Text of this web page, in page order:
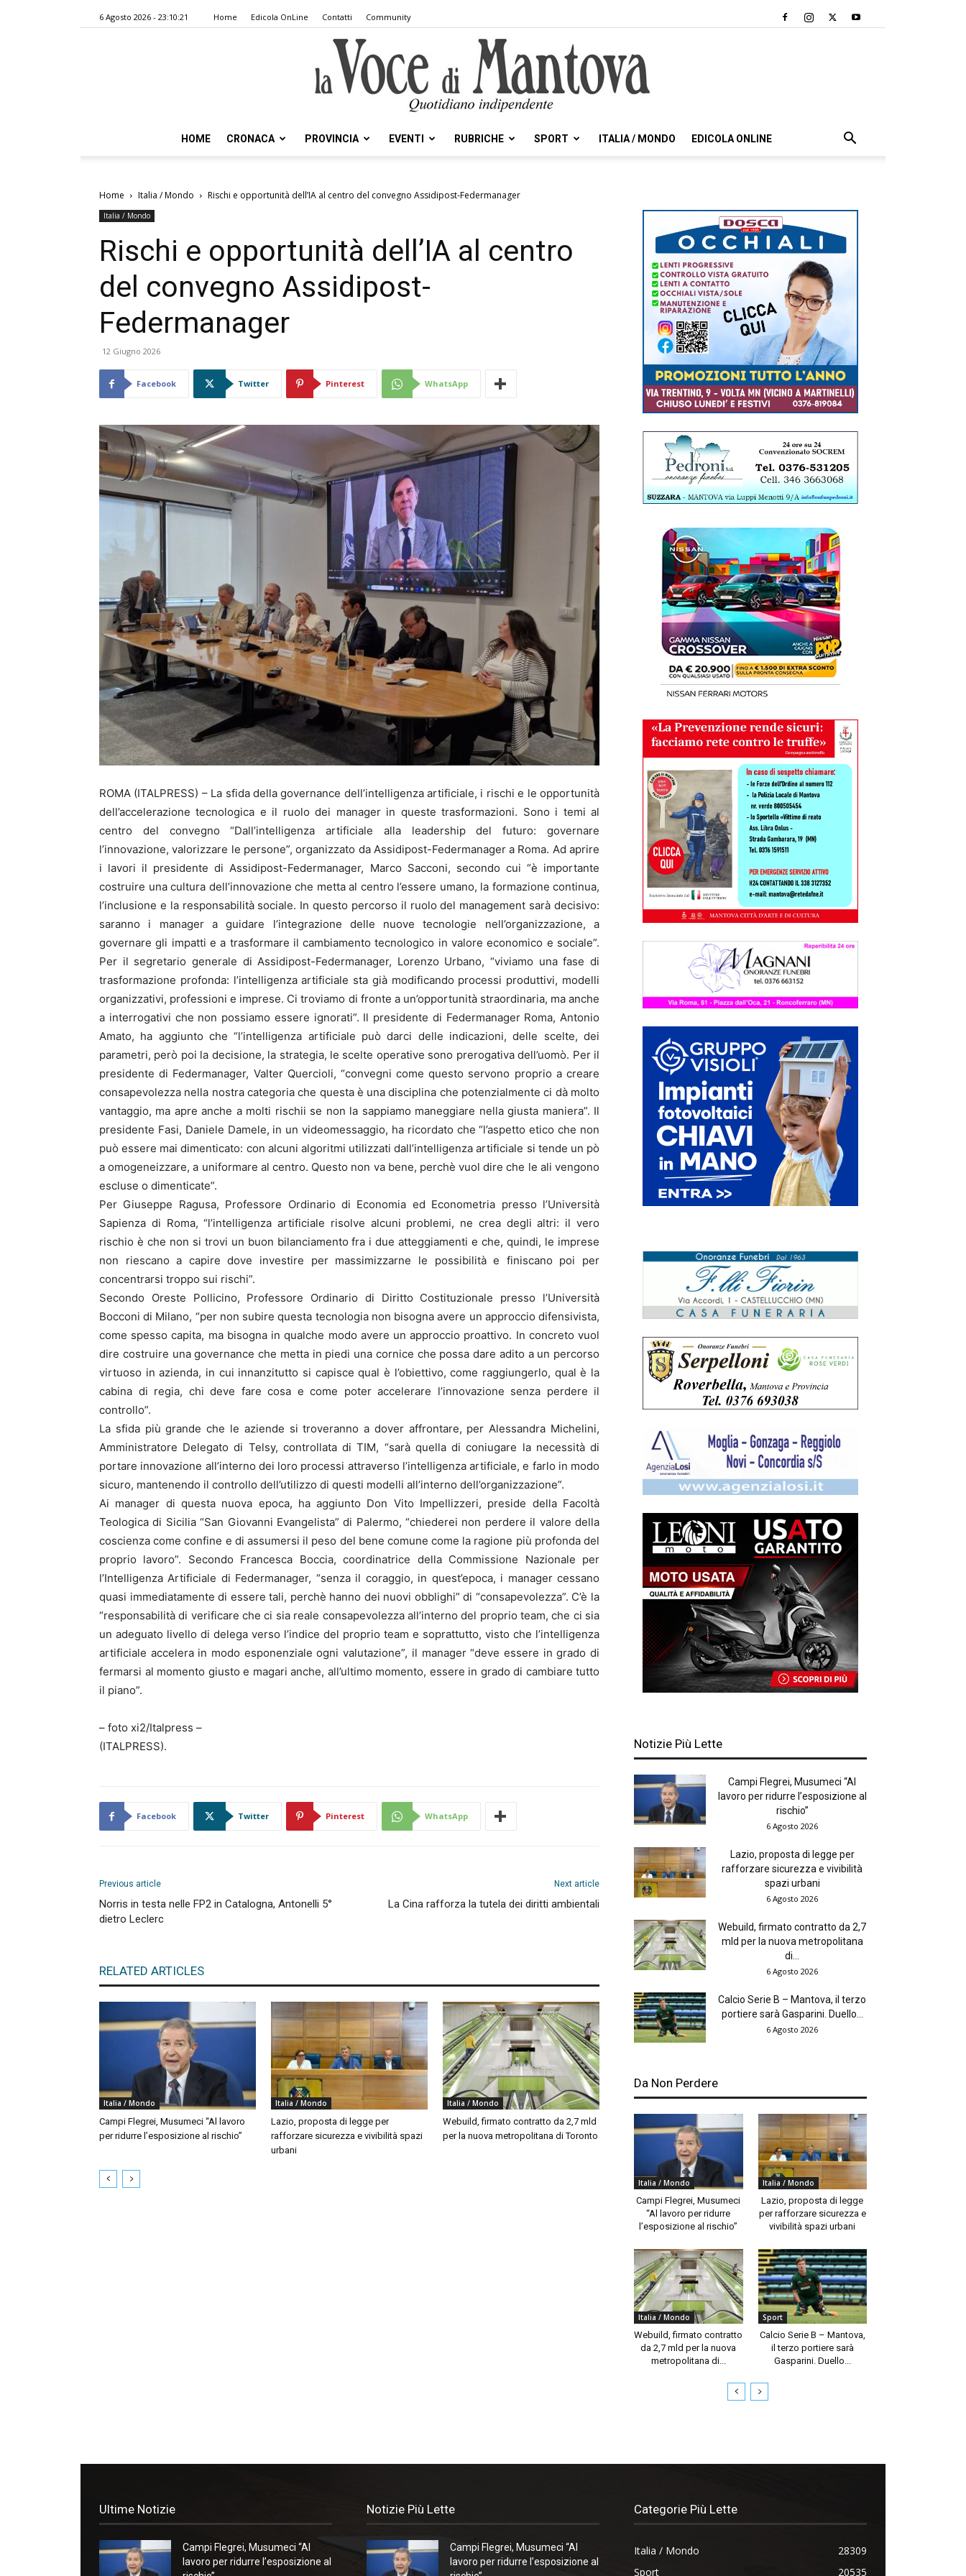
6 Agosto 2026 - 23:10:21 Home Edicola OnLine Contatti Community
Voce
Mantova
HOME CRONACA PROVINCIA EVENTI RUBRICHE SPORT ITALIA / MONDO EDICOLA ONLINE
Home Italia / Mondo Rischi e opportunità dell’IA al centro del convegno Assidipost-Federmanager
Italia / Mondo
Rischi e opportunità dell’IA al centro
del convegno Assidipost-
Federmanager
12 Giugno 2026
Facebook Twitter Pinterest WhatsApp
ROMA (ITALPRESS) – La sfida della governance dell’intelligenza artificiale, i rischi e le opportunità
dell’accelerazione tecnologica e il ruolo dei manager in queste trasformazioni. Sono i temi al
centro del convegno “Dall’intelligenza artificiale alla leadership del futuro: governare
l’innovazione, valorizzare le persone”, organizzato da Assidipost-Federmanager a Roma. Ad aprire
i lavori il presidente di Assidipost-Federmanager, Marco Sacconi, secondo cui “è importante
costruire una cultura dell’innovazione che metta al centro l’essere umano, la formazione continua,
l’inclusione e la responsabilità sociale. In questo percorso il ruolo del management sarà decisivo:
saranno i manager a guidare l’integrazione delle nuove tecnologie nell’organizzazione, a
governare gli impatti e a trasformare il cambiamento tecnologico in valore economico e sociale”.
Per il segretario generale di Assidipost-Federmanager, Lorenzo Urbano, “viviamo una fase di
trasformazione profonda: l’intelligenza artificiale sta già modificando processi produttivi, modelli
organizzativi, professioni e imprese. Ci troviamo di fronte a un’opportunità straordinaria, ma anche
a interrogativi che non possiamo essere ignorati”. Il presidente di Federmanager Roma, Antonio
Amato, ha aggiunto che “l’intelligenza artificiale può darci delle indicazioni, delle scelte, dei
parametri, però poi la decisione, la strategia, le scelte operative sono prerogativa dell’uomò. Per il
presidente di Federmanager, Valter Quercioli, “convegni come questo servono proprio a creare
consapevolezza nella nostra categoria che questa è una disciplina che potenzialmente ci dà molto
vantaggio, ma apre anche a molti rischii se non la sappiamo maneggiare nella giusta maniera”. Il
presidente Fasi, Daniele Damele, in un videomessaggio, ha ricordato che “l’aspetto etico che non
può essere mai dimenticato: con alcuni algoritmi utilizzati dall’intelligenza artificiale si tende un pò
a omogeneizzare, a uniformare al centro. Questo non va bene, perchè vuol dire che le ali vengono
escluse o dimenticate”.
Per Giuseppe Ragusa, Professore Ordinario di Economia ed Econometria presso l’Università
Sapienza di Roma, “l’intelligenza artificiale risolve alcuni problemi, ne crea degli altri: il vero
rischio è che non si trovi un buon bilanciamento fra i due atteggiamenti e che, quindi, le imprese
non riescano a capire dove investire per massimizzarne le possibilità e finiscano poi per
concentrarsi troppo sui rischi”.
Secondo Oreste Pollicino, Professore Ordinario di Diritto Costituzionale presso l’Università
Bocconi di Milano, “per non subire questa tecnologia non bisogna avere un approccio difensivista,
come spesso capita, ma bisogna in qualche modo avere un approccio proattivo. In concreto vuol
dire costruire una governance che metta in piedi una cornice che possa dare adito a un percorso
virtuoso in azienda, in cui innanzitutto si capisce qual è l’obiettivo, come raggiungerlo, qual è la
cabina di regia, chi deve fare cosa e come poter accelerare l’innovazione senza perdere il
controllo”.
La sfida più grande che le aziende si troveranno a dover affrontare, per Alessandra Michelini,
Amministratore Delegato di Telsy, controllata di TIM, “sarà quella di coniugare la necessità di
portare innovazione all’interno dei loro processi attraverso l’intelligenza artificiale, e farlo in modo
sicuro, mantenendo il controllo dell’utilizzo di questi modelli all’interno dell’organizzazione”.
Ai manager di questa nuova epoca, ha aggiunto Don Vito Impellizzeri, preside della Facoltà
Teologica di Sicilia “San Giovanni Evangelista” di Palermo, “chiederei non perdere il valore della
coscienza come confine e di assumersi il peso del bene comune come la ragione più profonda del
proprio lavoro”. Secondo Francesca Boccia, coordinatrice della Commissione Nazionale per
l’Intelligenza Artificiale di Federmanager, “senza il coraggio, in quest’epoca, i manager cessano
quasi immediatamente di essere tali, perchè hanno dei nuovi obblighi” di “consapevolezza”. C’è la
“responsabilità di verificare che ci sia reale consapevolezza all’interno del proprio team, che ci sia
un adeguato livello di delega verso l’indice del proprio team e soprattutto, visto che l’intelligenza
artificiale accelera in modo esponenziale ogni valutazione”, il manager “deve essere in grado di
fermarsi al momento giusto e magari anche, all’ultimo momento, essere in grado di cambiare tutto
il piano”.
– foto xi2/Italpress –
(ITALPRESS).
Facebook Twitter Pinterest WhatsApp
Previous article
Norris in testa nelle FP2 in Catalogna, Antonelli 5°
dietro Leclerc
Next article
La Cina rafforza la tutela dei diritti ambientali
RELATED ARTICLES
Italia / Mondo
Campi Flegrei, Musumeci “Al lavoro
per ridurre l’esposizione al rischio”
Italia / Mondo
Lazio, proposta di legge per
rafforzare sicurezza e vivibilità spazi
urbani
Italia / Mondo
Webuild, firmato contratto da 2,7 mld
per la nuova metropolitana di Toronto
Notizie Più Lette
Campi Flegrei, Musumeci “Al
lavoro per ridurre l’esposizione al
rischio”
6 Agosto 2026
Lazio, proposta di legge per
rafforzare sicurezza e vivibilità
spazi urbani
6 Agosto 2026
Webuild, firmato contratto da 2,7
mld per la nuova metropolitana
di...
6 Agosto 2026
Calcio Serie B – Mantova, il terzo
portiere sarà Gasparini. Duello...
6 Agosto 2026
Da Non Perdere
Italia / Mondo
Campi Flegrei, Musumeci
“Al lavoro per ridurre
l’esposizione al rischio”
Italia / Mondo
Lazio, proposta di legge
per rafforzare sicurezza e
vivibilità spazi urbani
Italia / Mondo
Webuild, firmato contratto
da 2,7 mld per la nuova
metropolitana di...
Sport
Calcio Serie B – Mantova,
il terzo portiere sarà
Gasparini. Duello...
Ultime Notizie
Campi Flegrei, Musumeci “Al
lavoro per ridurre l’esposizione al
Notizie Più Lette
Campi Flegrei, Musumeci “Al
lavoro per ridurre l’esposizione al
Categorie Più Lette
Italia / Mondo
28309
Sport
20535